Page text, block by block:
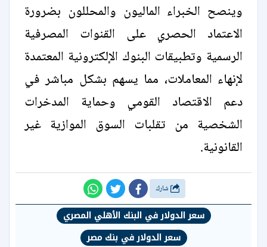
وينصح الخبراء الماليون والمحللون بضرورة
الاعتماد الحصري على القنوات المصرفية
الرسمية وتطبيقات البنوك الإلكترونية المعتمدة
لإنهاء المعاملات، مما يسهم بشكل مباشر في
دعم الاقتصاد القومي وحماية المدخرات
الشخصية من تقلبات السوق الموازية غير
القانونية.
سعر الدولار في البنك الأهلي المصري
سعر الدولار في بنك مصر